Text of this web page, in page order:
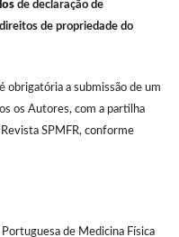
de declaração de
de propriedade do
obrigatória a submissão de um
os Autores, com a partilha
SPMFR, conforme
de Medicina Física